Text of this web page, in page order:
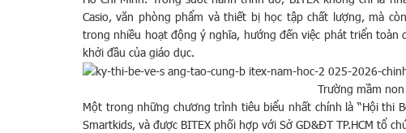
Casio, văn phòng phẩm và thiết bị học tập chất lượng, mà
trong nhiều hoạt động ý nghĩa, hướng đến việc phát triển
khởi đầu của giáo dục.
Trường mầm non
Một trong những chương trình tiêu biểu nhất chính là “Hội thi
Smartkids, và được BITEX phối hợp với Sở GD&ĐT TP.HCM tổ